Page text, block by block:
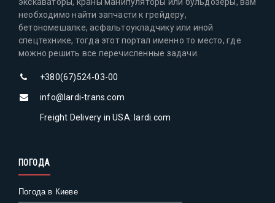
экскаваторы, краны манипуляторы или бульдозеры, вам
необходимо найти запчасти к грейдеру,
бетономешалке, асфальтоукладчику или иной
спецтехнике, тогда этот портал именно то место, где
можно решить все перечисленные задачи.
+380(67)524-03-00
info@lardi-trans.com
Freight Delivery in USA: lardi.com
ПОГОДА
Погода в Киеве